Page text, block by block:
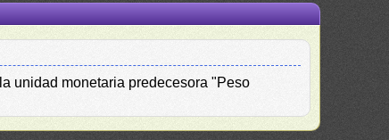
unidad monetaria predecesora "Peso